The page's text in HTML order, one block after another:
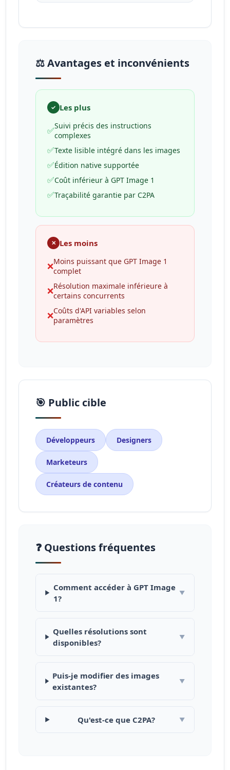
⚖️ Avantages et inconvénients
✓ Les plus
✅Suivi précis des instructions
complexes
✅Texte lisible intégré dans les images
✅Édition native supportée
✅Coût inférieur à GPT Image 1
✅Traçabilité garantie par C2PA
✕ Les moins
❌Moins puissant que GPT Image 1
complet
❌Résolution maximale inférieure à
certains concurrents
❌Coûts d'API variables selon
paramètres
🎯 Public cible
Développeurs Designers
Marketeurs
Créateurs de contenu
❓ Questions fréquentes
Comment accéder à GPT Image
1?
▼
Quelles résolutions sont
disponibles?
▼
Puis-je modifier des images
existantes?
▼
Qu'est-ce que C2PA? ▼